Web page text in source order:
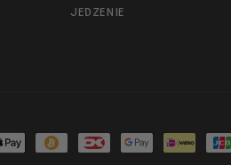
JEDZENIE